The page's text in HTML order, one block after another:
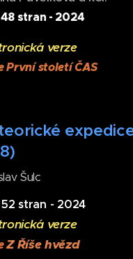
stran - 2024
verze
První století ČAS
Šulc
stran - 2024
verze
Z Říše hvězd